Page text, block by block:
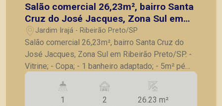
Salão comercial 26,23m², bairro Santa
Cruz do José Jacques, Zona Sul em
Ribeirão Preto/SP.
Jardim Irajá - Ribeirão Preto/SP
Salão comercial 26,23m², bairro Santa Cruz do
José Jacques, Zona Sul em Ribeirão Preto/SP. -
Vitrine; - Copa; - 1 banheiro adaptado; - 5m² pé
direito; - Mezanino com 10.97m². A Piramid tem
como objetivo atender seus clientes com
agilidade e segurança, em locação, vendas de
1 2 26.23 m²